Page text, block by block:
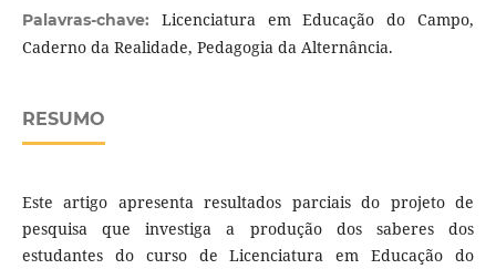
Palavras-chave: Licenciatura em Educação do Campo,
Caderno da Realidade, Pedagogia da Alternância.
RESUMO
Este artigo apresenta resultados parciais do projeto de
pesquisa que investiga a produção dos saberes dos
estudantes do curso de Licenciatura em Educação do